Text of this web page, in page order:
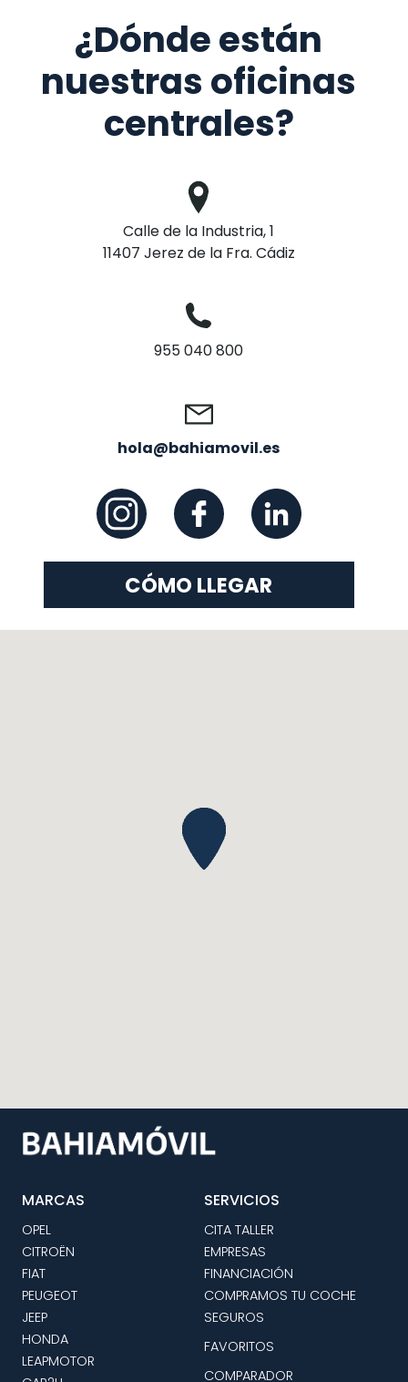
¿Dónde están
nuestras oficinas
centrales?
Calle de la Industria, 1
11407 Jerez de la Fra. Cádiz
955 040 800
hola@bahiamovil.es
CÓMO LLEGAR
MARCAS
OPEL
CITROËN
FIAT
PEUGEOT
JEEP
HONDA
LEAPMOTOR
SERVICIOS
CITA TALLER
EMPRESAS
FINANCIACIÓN
COMPRAMOS TU COCHE
SEGUROS
FAVORITOS
COMPARADOR